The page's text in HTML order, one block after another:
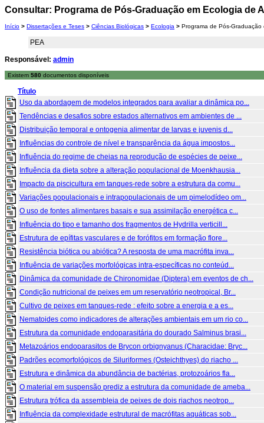
Consultar: Programa de Pós-Graduação em Ecologia de
Início > Dissertações e Teses > Ciências Biológicas > Ecologia > Programa de Pós-
PEA
Responsável: admin
Existem 580 documentos disponíveis
Título
Uso da abordagem de modelos integrados para avaliar a dinâmica po...
Tendências e desafios sobre estados alternativos em ambientes de ...
Distribuição temporal e ontogenia alimentar de larvas e juvenis d...
Influências do controle de nível e transparência da água impostos...
Influência do regime de cheias na reprodução de espécies de peixe...
Influência da dieta sobre a alteração populacional de Moenkhausia...
Impacto da piscicultura em tanques-rede sobre a estrutura da comu...
Variações populacionais e intrapopulacionais de um pimelodídeo om...
O uso de fontes alimentares basais e sua assimilação energética c...
Influência do tipo e tamanho dos fragmentos de Hydrilla verticill...
Estrutura de epífitas vasculares e de forófitos em formação flore...
Resistência biótica ou abiótica? A resposta de uma macrófita inva...
Influência de variações morfológicas intra-específicas no conteúd...
Dinâmica da comunidade de Chironomidae (Diptera) em eventos de ch...
Condição nutricional de peixes em um reservatório neotropical, Br...
Cultivo de peixes em tanques-rede : efeito sobre a energia e a es...
Nematoides como indicadores de alterações ambientais em um rio co...
Estrutura da comunidade endoparasitária do dourado Salminus brasi...
Metazoários endoparasitos de Brycon orbignyanus (Characidae: Bryc...
Padrões ecomorfológicos de Siluriformes (Osteichthyes) do riacho ...
Estrutura e dinâmica da abundância de bactérias, protozoários fla...
O material em suspensão prediz a estrutura da comunidade de ameba...
Estrutura trófica da assembleia de peixes de dois riachos neotrop...
Influência da complexidade estrutural de macrófitas aquáticas sob...